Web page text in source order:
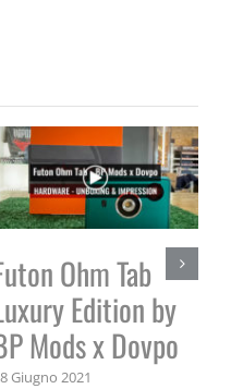
Ohm Tab
Edition by
Mods x Dovpo
Giugno 2021